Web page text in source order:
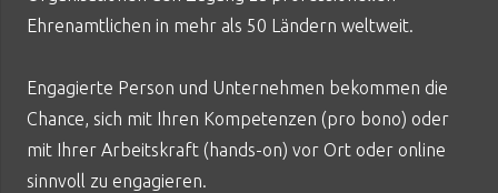
Ehrenamtlichen in mehr als 50 Ländern weltweit.
Engagierte Person und Unternehmen bekommen die
Chance, sich mit Ihren Kompetenzen (pro bono) oder
mit Ihrer Arbeitskraft (hands-on) vor Ort oder online
sinnvoll zu engagieren.